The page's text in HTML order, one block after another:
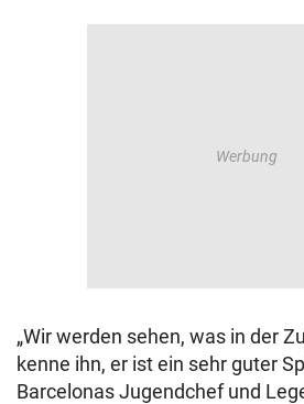
„Wir werden sehen, was in der
kenne ihn, er ist ein sehr guter
Barcelonas Jugendchef und